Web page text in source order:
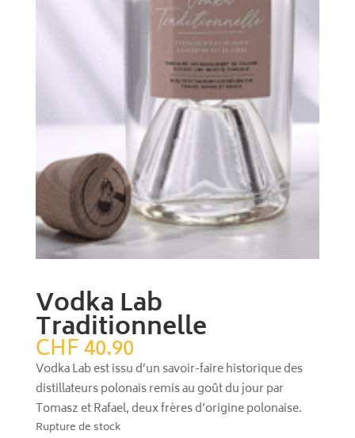
Vodka Lab
Traditionnelle
CHF40.90
Vodka Lab est issu d’un savoir-faire historique des
distillateurs polonais remis au goût du jour par
Tomasz et Rafael, deux frères d’origine polonaise.
Rupture de stock